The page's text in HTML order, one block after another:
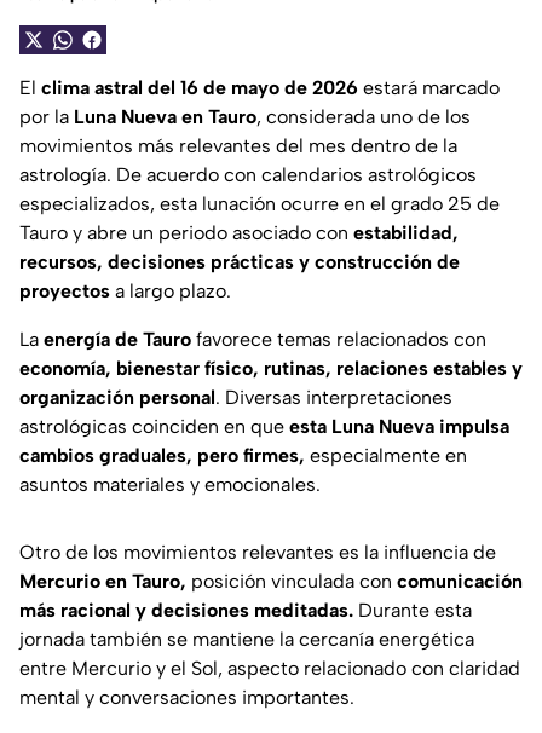
El clima astral del 16 de mayo de 2026 estará marcado
por la Luna Nueva en Tauro, considerada uno de los
movimientos más relevantes del mes dentro de la
astrología. De acuerdo con calendarios astrológicos
especializados, esta lunación ocurre en el grado 25 de
Tauro y abre un periodo asociado con estabilidad,
recursos, decisiones prácticas y construcción de
proyectos a largo plazo.
La energía de Tauro favorece temas relacionados con
economía, bienestar físico, rutinas, relaciones estables y
organización personal. Diversas interpretaciones
astrológicas coinciden en que esta Luna Nueva impulsa
cambios graduales, pero firmes, especialmente en
asuntos materiales y emocionales.
Otro de los movimientos relevantes es la influencia de
Mercurio en Tauro, posición vinculada con comunicación
más racional y decisiones meditadas. Durante esta
jornada también se mantiene la cercanía energética
entre Mercurio y el Sol, aspecto relacionado con claridad
mental y conversaciones importantes.